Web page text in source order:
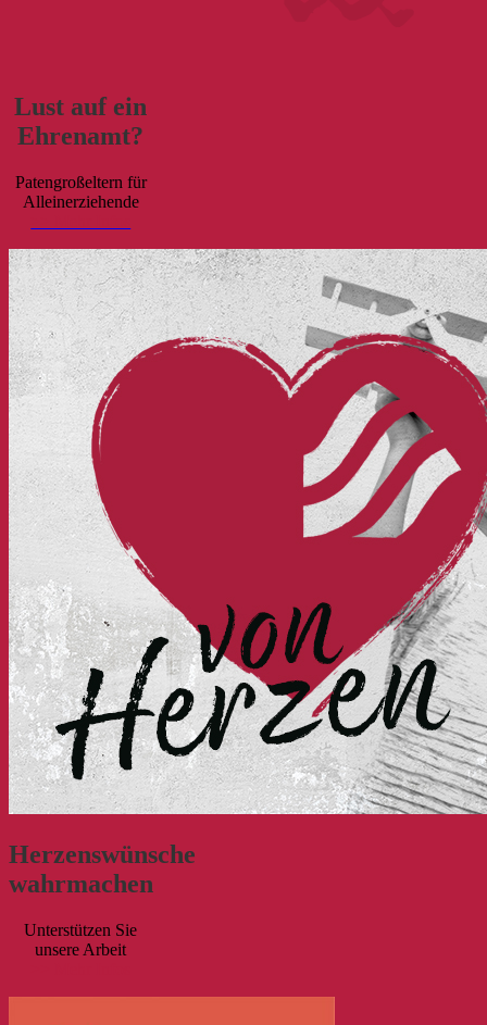
Lust auf ein
Ehrenamt?
Patengroßeltern für
Alleinerziehende
Herzenswünsche
wahrmachen
Unterstützen Sie
unsere Arbeit